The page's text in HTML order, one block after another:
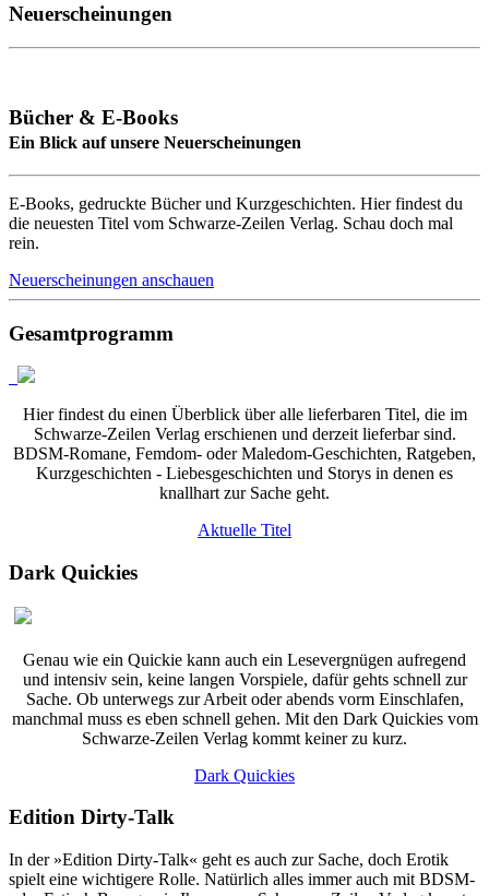
Neuerscheinungen
Bücher & E-Books
Ein Blick auf unsere Neuerscheinungen
E-Books, gedruckte Bücher und Kurzgeschichten. Hier findest du
die neuesten Titel vom Schwarze-Zeilen Verlag. Schau doch mal
rein.
Neuerscheinungen anschauen
Gesamtprogramm
Hier findest du einen Überblick über alle lieferbaren Titel, die im
Schwarze-Zeilen Verlag erschienen und derzeit lieferbar sind.
BDSM-Romane, Femdom- oder Maledom-Geschichten, Ratgeben,
Kurzgeschichten - Liebesgeschichten und Storys in denen es
knallhart zur Sache geht.
Aktuelle Titel
Dark Quickies
Genau wie ein Quickie kann auch ein Lesevergnügen aufregend
und intensiv sein, keine langen Vorspiele, dafür gehts schnell zur
Sache. Ob unterwegs zur Arbeit oder abends vorm Einschlafen,
manchmal muss es eben schnell gehen. Mit den Dark Quickies vom
Schwarze-Zeilen Verlag kommt keiner zu kurz.
Dark Quickies
Edition Dirty-Talk
In der »Edition Dirty-Talk« geht es auch zur Sache, doch Erotik
spielt eine wichtigere Rolle. Natürlich alles immer auch mit BDSM-